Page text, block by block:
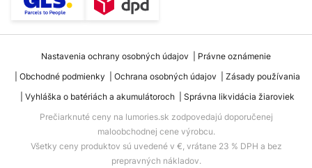
Nastavenia ochrany osobných údajov
Právne oznámenie
Obchodné podmienky
Ochrana osobných údajov
Zásady používania
Vyhláška o batériách a akumulátoroch
Správna likvidácia žiaroviek
Prečiarknuté ceny na lumories.sk zodpovedajú doporučenej
maloobchodnej cene výrobcu.
Všetky ceny produktov sú uvedené v €, vrátane 23 % DPH a bez
prepravných nákladov.